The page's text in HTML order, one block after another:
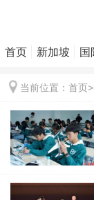
首页 新加坡 国
当前位置： 首页